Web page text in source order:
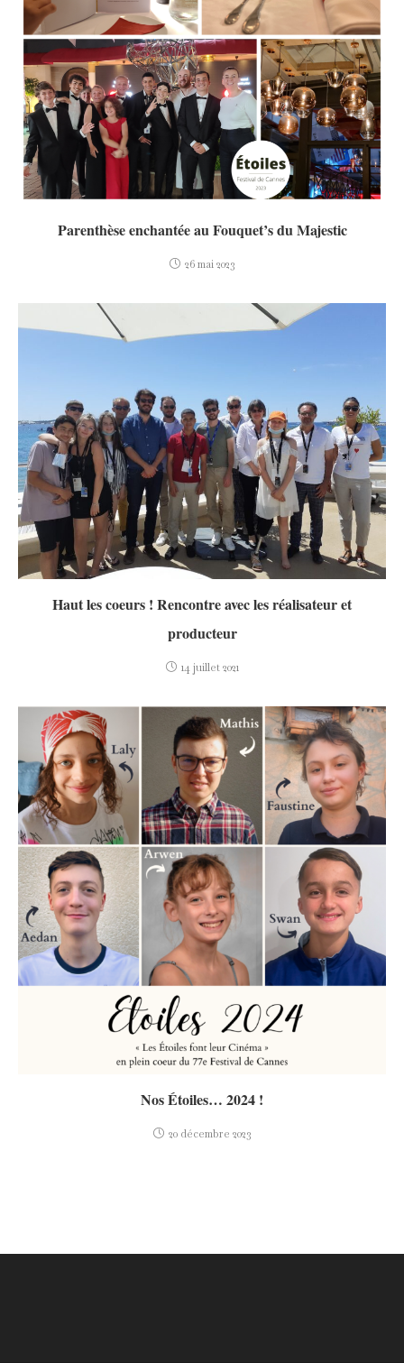
Parenthèse enchantée au Fouquet’s du Majestic
26 mai 2023
Haut les coeurs ! Rencontre avec les réalisateur et
producteur
14 juillet 2021
Nos Étoiles… 2024 !
20 décembre 2023